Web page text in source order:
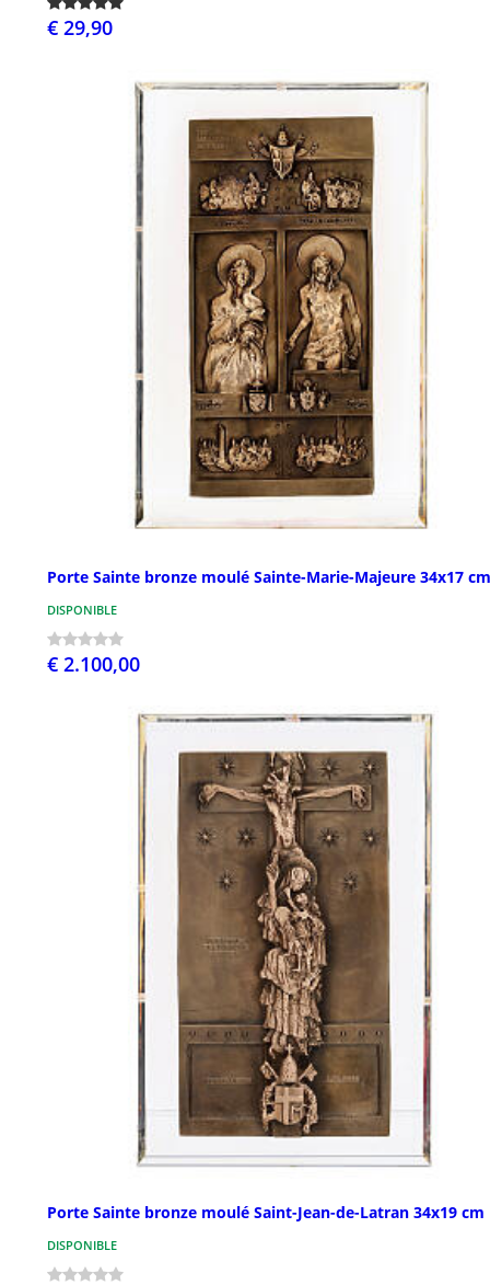
€ 29,90
Porte Sainte bronze moulé Sainte-Marie-Majeure 34x17 cm
DISPONIBLE
€ 2.100,00
Porte Sainte bronze moulé Saint-Jean-de-Latran 34x19 cm
DISPONIBLE